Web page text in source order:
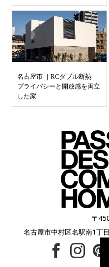
名古屋市 ｜RCダブル断熱
プライバシーと開放感を両立
した家
〒
名古屋市中村区名駅南1丁